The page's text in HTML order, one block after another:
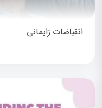
انقباضات زایمانی